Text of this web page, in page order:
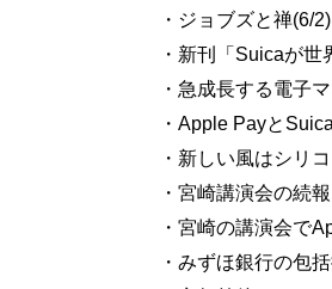
・ジョブズと禅(6/2)
・新刊「Suicaが
・急成長する電子
・Apple Payと
・新しい風はシリ
・宮崎講演会の続
・宮崎の講演会で
・みずほ銀行の包